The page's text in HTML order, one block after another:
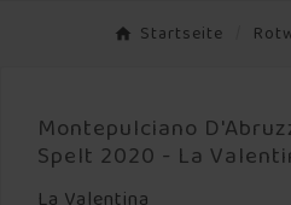
Startseite
Montepulciano
Spelt 2020 - La